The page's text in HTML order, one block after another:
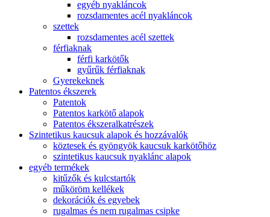
egyéb nyakláncok
rozsdamentes acél nyakláncok
szettek
rozsdamentes acél szettek
férfiaknak
férfi karkötők
gyűrűk férfiaknak
Gyerekeknek
Patentos ékszerek
Patentok
Patentos karkötő alapok
Patentos ékszeralkatrészek
Szintetikus kaucsuk alapok és hozzávalók
köztesek és gyöngyök kaucsuk karkötőhöz
szintetikus kaucsuk nyaklánc alapok
egyéb termékek
kitűzők és kulcstartók
műköröm kellékek
dekorációk és egyebek
rugalmas és nem rugalmas csipke